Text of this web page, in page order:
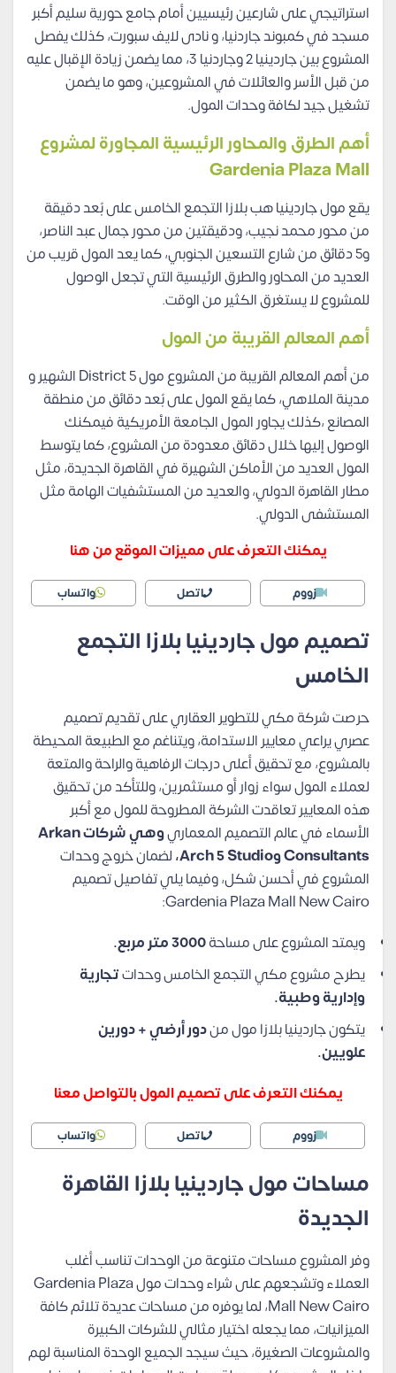
استراتيجي على شارعين رئيسيين أمام جامع حورية سليم أكبر
مسجد في كمبوند جاردنيا، و نادى لايف سبورت، كذلك يفصل
المشروع بين جاردينيا 2 وجاردنيا 3، مما يضمن زيادة الإقبال عليه
من قبل الأسر والعائلات في المشروعين، وهو ما يضمن
تشغيل جيد لكافة وحدات المول.
أهم الطرق والمحاور الرئيسية المجاورة لمشروع
Gardenia Plaza Mall
يقع مول جاردينيا هب بلازا التجمع الخامس على بُعد دقيقة
من محور محمد نجيب، ودقيقتين من محور جمال عبد الناصر،
و5 دقائق من شارع التسعين الجنوبي، كما يعد المول قريب من
العديد من المحاور والطرق الرئيسية التي تجعل الوصول
للمشروع لا يستغرق الكثير من الوقت.
أهم المعالم القريبة من المول
من أهم المعالم القريبة من المشروع مول District 5 الشهير و
مدينة الملاهي، كما يقع المول على بُعد دقائق من منطقة
المصانع ،كذلك يجاور المول الجامعة الأمريكية فيمكنك
الوصول إليها خلال دقائق معدودة من المشروع، كما يتوسط
المول العديد من الأماكن الشهيرة في القاهرة الجديدة، مثل
مطار القاهرة الدولي، والعديد من المستشفيات الهامة مثل
المستشفى الدولي.
يمكنك التعرف على مميزات الموقع من هنا
زووم اتصل واتساب
تصميم مول جاردينيا بلازا التجمع
الخامس
حرصت شركة مكي للتطوير العقاري على تقديم تصميم
عصري يراعي معايير الاستدامة، ويتناغم مع الطبيعة المحيطة
بالمشروع، مع تحقيق أعلى درجات الرفاهية والراحة والمتعة
لعملاء المول سواء زوار أو مستثمرين، وللتأكد من تحقيق
هذه المعايير تعاقدت الشركة المطروحة للمول مع أكبر
الأسماء في عالم التصميم المعماريوهيشركات Arkan
Consultants وArch 5 Studio،
لضمان خروج وحدات
المشروع في أحسن شكل، وفيما يلي تفاصيل تصميم
Gardenia Plaza Mall New Cairo:
ويمتد المشروع على مساحة
يطرح مشروع مكي التجمع الخامس وحداتتجارية
وإدارية وطبية.
يتكون جاردينيا بلازا مول مندور أرضي + دورين
علويين.
يمكنك التعرف على تصميم المول بالتواصل معنا
زووم اتصل واتساب
مساحات مول جاردينيا بلازا القاهرة
الجديدة
وفر المشروع مساحات متنوعة من الوحدات تناسب أغلب
العملاء وتشجعهم على شراء وحدات مول Gardenia Plaza
Mall New Cairo، لما يوفره من مساحات عديدة تلائم كافة
الميزانيات، مما يجعله اختيار مثالي للشركات الكبيرة
والمشروعات الصغيرة، حيث سيجد الجميع الوحدة المناسبة لهم